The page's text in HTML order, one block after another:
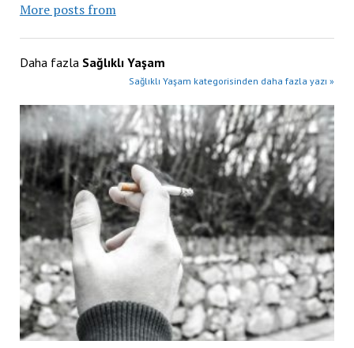
More posts from
Daha fazla Sağlıklı Yaşam
Sağlıklı Yaşam kategorisinden daha fazla yazı »